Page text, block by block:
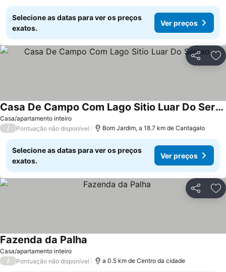
Selecione as datas para ver os preços
exatos.
Ver preços
Partilhar
Casa/apartamento inteiro
Casa De Campo Com Lago Sitio Luar Do Sertao
/ Pontuação não disponível Bom Jardim, a 18.7 km de Cantagalo
Selecione as datas para ver os preços
exatos.
Ver preços
Partilhar
Casa/apartamento inteiro
Fazenda da Palha
/ Pontuação não disponível a 0.5 km de Centro da cidade